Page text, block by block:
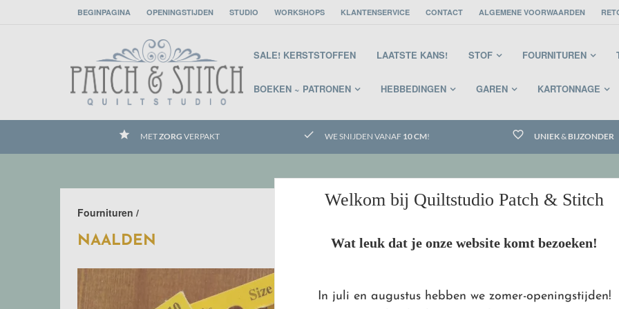
BEGINPAGINA OPENINGSTIJDEN STUDIO WORKSHOPS KLANTENSERVICE CONTACT ALGEMENE VOORWAARDEN
SALE! KERSTSTOFFEN LAATSTE KANS! STOF FOURNITUREN
BOEKEN ~ PATRONEN HEBBEDINGEN GAREN KARTONNAGE
grade METZORG VERPAKT check WE SNIJDEN VANAF 10 CM! favorite_border UNIEK& BIJZONDER
Fournituren /
NAALDEN
Welkom bij Quiltstudio Patch & Stitch
Wat leuk dat je onze website komt bezoeken!
In juli en augustus hebben we zomer-openingstijden!